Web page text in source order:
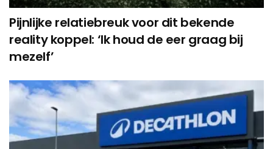
Pijnlijke relatiebreuk voor dit bekende
reality koppel: ‘Ik houd de eer graag bij
mezelf’